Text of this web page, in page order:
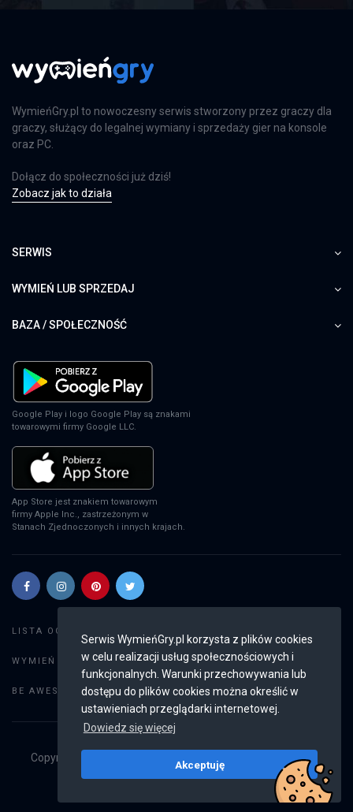
Serwis WymieńGry.pl korzysta z plików cookies
w celu realizacji usług społecznościowych i
funkcjonalnych. Warunki przechowywania lub
dostępu do plików cookies można określić w
ustawieniach przeglądarki internetowej.
Dowiedz się więcej
Akceptuję
WymieńGry.pl to nowoczesny serwis stworzony przez graczy dla
graczy, służący do legalnej wymiany i sprzedaży gier na konsole
oraz PC.
Dołącz do społeczności już dziś!
Zobacz jak to działa
SERWIS
WYMIEŃ LUB SPRZEDAJ
BAZA / SPOŁECZNOŚĆ
Google Play i logo Google Play są znakami
towarowymi firmy Google LLC.
App Store jest znakiem towarowym
firmy Apple Inc., zastrzeżonym w
Stanach Zjednoczonych i innych krajach.
LISTA OGŁOSZEŃ:
WYMIEŃ GRY: Dodaj ogłoszenie
BE AWESOME: Weryfikacja konta
Copyright © 2019 - 2026
Wszystkie prawa
v2.8.4